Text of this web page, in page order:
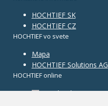
HOCHTIEF SK
HOCHTIEF CZ
HOCHTIEF vo svete
Mapa
HOCHTIEF Solutions AG
HOCHTIEF online
Facebook